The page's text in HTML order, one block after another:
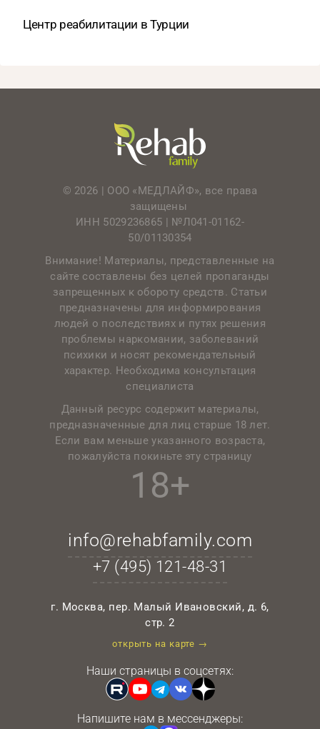
Центр реабилитации в Турции
© 2026 | ООО «МЕДЛАЙФ», все права
защищены
ИНН 5029236865 | №Л041-01162-
50/01130354
Внимание! Материалы, представленные на
сайте составлены без целей пропаганды
запрещенных к обороту средств. Статьи
предназначены для информирования
людей о последствиях и путях решения
проблемы наркомании, заболеваний
психики и носят рекомендательный
характер. Необходима консультация
специалиста
Данный ресурс содержит материалы,
предназначенные для лиц старше 18 лет.
Если вам меньше указанного возраста,
пожалуйста покиньте эту страницу
18+
info@rehabfamily.com
+7 (495) 121-48-31
г. Москва, пер. Малый Ивановский, д. 6,
стр. 2
открыть на карте →
Наши страницы в соцсетях:
Напишите нам в мессенджеры: